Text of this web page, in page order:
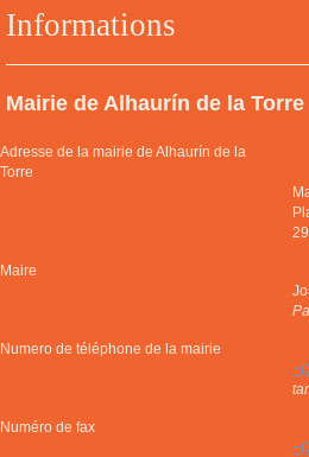
Informations
Mairie de Alhaurín de la Torre
Adresse de la mairie de Alhaurín de la
Torre
Maire
Numero de téléphone de la mairie
Numéro de fax